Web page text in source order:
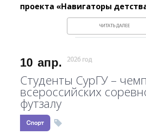
проекта «Навигаторы
ЧИТАТЬ ДАЛЕЕ
10 апр. 2026 год
Студенты СурГУ –
всероссийских
футзалу
Спорт